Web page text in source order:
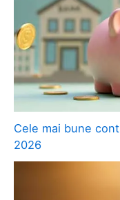
Cele mai bune
2026